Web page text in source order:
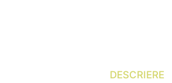
DESCRIERE